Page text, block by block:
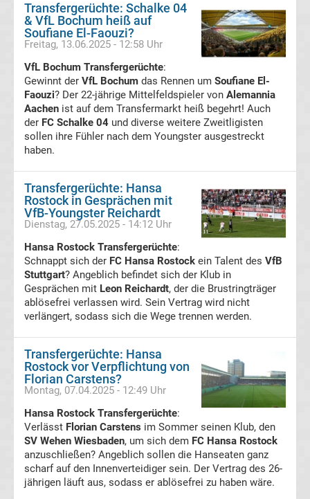
League
WM
Fußball
Frauenfußball
Amateurfußball
Transfergerüchte
Transferticker
-
Meldungen
Transfermarkt
Trainerentlassungen
Transfergerüchte: Schalke 04
& VfL Bochum heiß auf
Soufiane El-Faouzi?
Freitag, 13.06.2025 - 12:58 Uhr
VfL Bochum Transfergerüchte:
Gewinnt der VfL Bochum das Rennen um Soufiane El-
Faouzi? Der 22-jährige Mittelfeldspieler von Alemannia
Aachen ist auf dem Transfermarkt heiß begehrt! Auch
der FC Schalke 04 und diverse weitere Zweitligisten
sollen ihre Fühler nach dem Youngster ausgestreckt
haben.
Transfergerüchte: Hansa
Rostock in Gesprächen mit
VfB-Youngster Reichardt
Dienstag, 27.05.2025 - 14:12 Uhr
Hansa Rostock Transfergerüchte:
Schnappt sich der FC Hansa Rostock ein Talent des VfB
Stuttgart? Angeblich befindet sich der Klub in
Gesprächen mit Leon Reichardt, der die Brustringträger
ablösefrei verlassen wird. Sein Vertrag wird nicht
verlängert, sodass sich die Wege trennen werden.
Transfergerüchte: Hansa
Rostock vor Verpflichtung von
Florian Carstens?
Montag, 07.04.2025 - 12:49 Uhr
Hansa Rostock Transfergerüchte:
Verlässt Florian Carstens im Sommer seinen Klub, den
SV Wehen Wiesbaden, um sich dem FC Hansa Rostock
anzuschließen? Angeblich sollen die Hanseaten ganz
scharf auf den Innenverteidiger sein. Der Vertrag des 26-
jährigen läuft aus, sodass er ablösefrei zu haben wäre.